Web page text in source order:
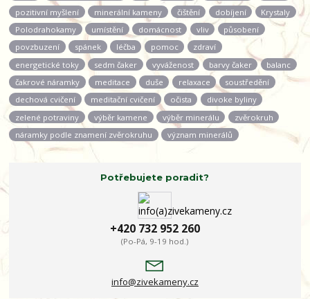
pozitivní myšlení
minerální kameny čištění dobíjení
Krystaly
Polodrahokamy
umístění domácnost vliv
působení
povzbuzení
spánek léčba pomoc
zdraví
energetické toky
sedm čaker vyváženost barvy čaker
balanc
čakrové náramky
meditace duše relaxace
soustředění
dechová cvičení
meditační cvičení očista
divoke byliny
zelené potraviny
výběr kamene výběr minerálu
zvěrokruh
náramky podle znamení zvěrokruhu
význam minerálů
Potřebujete poradit?
+420 732 952 260
(Po-Pá, 9-19 hod.)
info@zivekameny.cz